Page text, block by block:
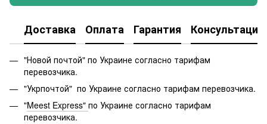
Доставка Оплата Гарантия Консультация
"Новой почтой" по Украине согласно тарифам
перевозчика.
"Укрпочтой" по Украине согласно тарифам перевозчика.
"Meest Express" по Украине согласно тарифам
перевозчика.